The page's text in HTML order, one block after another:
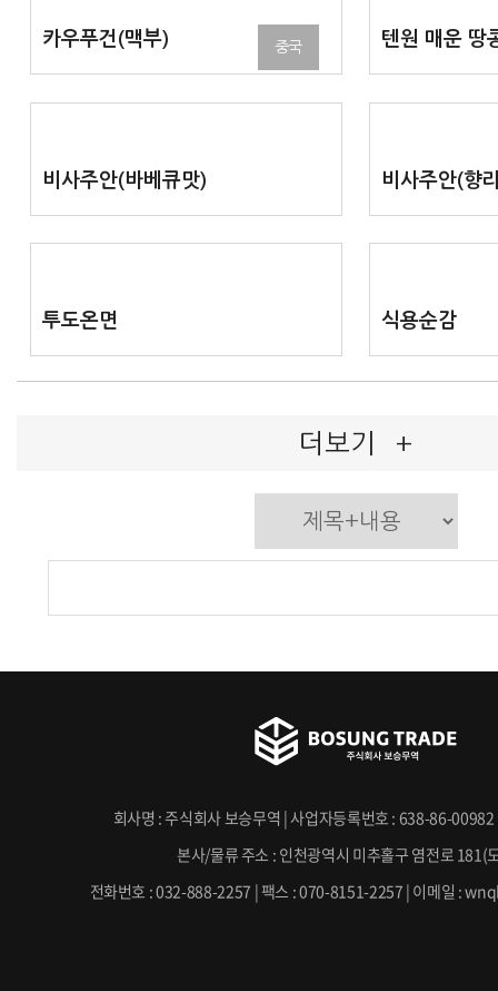
카우푸건(맥부) 텐원 매운 땅
중국
비사주안(바베큐맛) 비사주안(향
투도온면 식용순감
더보기 +
회사명 : 주식회사 보승무역 | 사업자등록번호 : 638-86-00982
본사/물류 주소 : 인천광역시 미추홀구 염전로 181(
전화번호 : 032-888-2257 | 팩스 : 070-8151-2257 | 이메일 :